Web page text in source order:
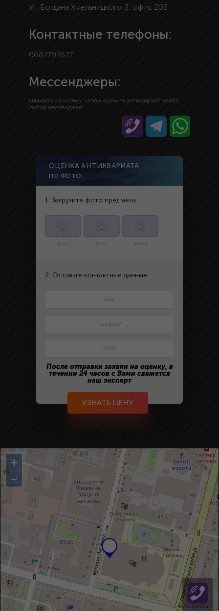
Ул. Богдана Хмельницкого 3, офис 203
Контактные телефоны:
0687797677
Мессенджеры:
Нажмите на иконку, чтобы оценить антиквариат через
любой мессенджер
ОЦЕНКА АНТИКВАРИАТА
ПО ФОТО
1. Загрузите фото предмета
фото 1 фото 2 фото 3
2. Оставьте контактные данные
После отправки заявки на оценку, в
течении 24 часов с Вами свяжется
наш эксперт
УЗНАТЬ ЦЕНУ
+
−